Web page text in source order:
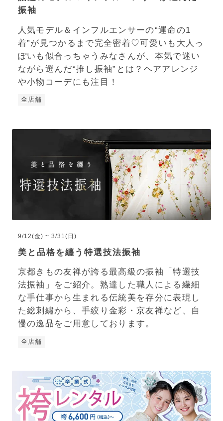
振袖
人気モデル＆インフルエンサーの“運命の1
着”が見つかるまで完全密着♡可愛いも大人っ
ぽいも似合っちゃうみなさんが、本気で迷い
ながら選んだ“推し振袖”とは？ヘアアレンジ
や小物コーデにも注目！
全店舗
9/12(金) ~ 3/31(日)
美と品格を纏う特選技法振袖
京都きもの友禅が誇る最高級の振袖「特選技
法振袖」をご紹介。熟達した職人による繊細
な手仕事から生まれる伝統美を存分に表現し
た総刺繡から、手絞り金彩・京友禅など、自
慢の逸品をご用意しております。
全店舗